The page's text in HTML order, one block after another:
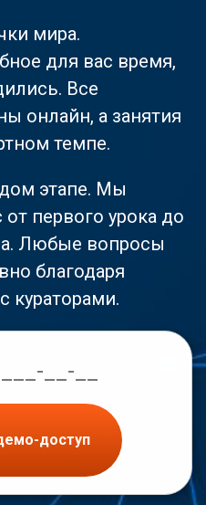
мира.
для вас время,
Все
онлайн, а занятия
темпе.
этапе. Мы
первого урока до
Любые вопросы
благодаря
кураторами.
доступ